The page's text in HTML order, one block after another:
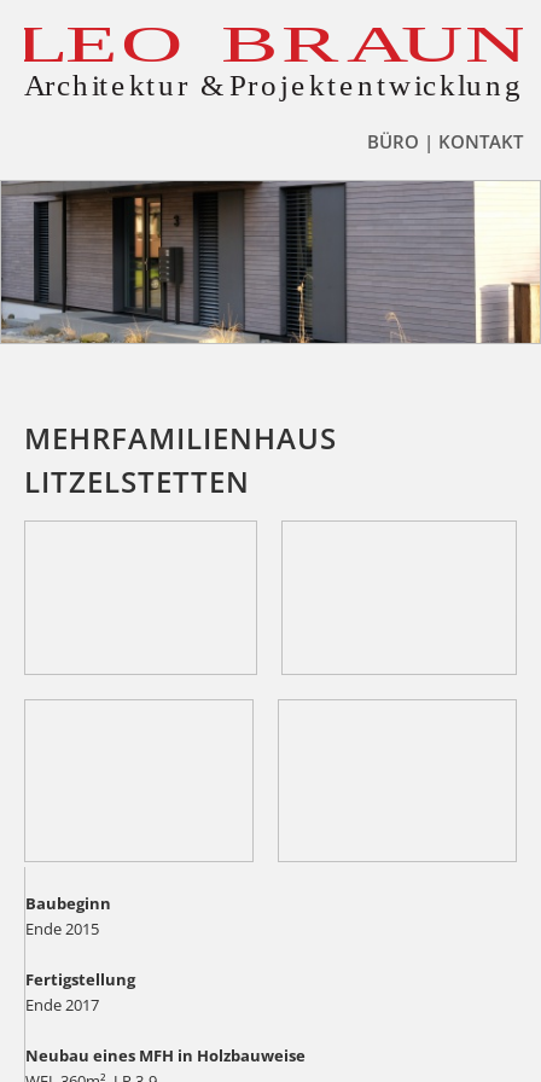
BÜRO | KONTAKT
MEHRFAMILIENHAUS
LITZELSTETTEN
Baubeginn
Ende 2015
Fertigstellung
Ende 2017
Neubau eines MFH in Holzbauweise